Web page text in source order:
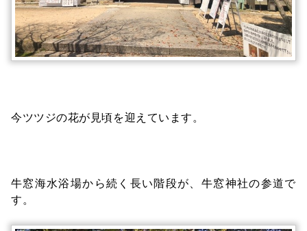
今ツツジの花が見頃を迎えています。
牛窓海水浴場から続く長い階段が、牛窓神社の参道で
す。